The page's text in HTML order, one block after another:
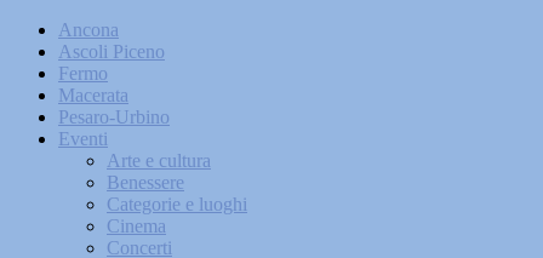
Ancona
Ascoli Piceno
Fermo
Macerata
Pesaro-Urbino
Eventi
Arte e cultura
Benessere
Categorie e luoghi
Cinema
Concerti